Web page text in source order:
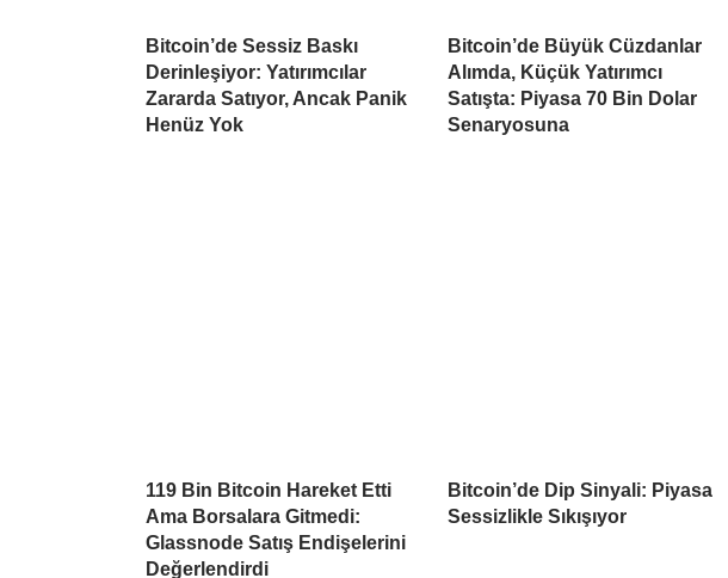
Bitcoin’de Sessiz Baskı
Derinleşiyor: Yatırımcılar
Zararda Satıyor, Ancak Panik
Henüz Yok
Bitcoin’de Büyük Cüzdanlar
Alımda, Küçük Yatırımcı
Satışta: Piyasa 70 Bin Dolar
Senaryosuna
119 Bin Bitcoin Hareket Etti
Ama Borsalara Gitmedi:
Glassnode Satış Endişelerini
Değerlendirdi
Bitcoin’de Dip Sinyali: Piyasa
Sessizlikle Sıkışıyor